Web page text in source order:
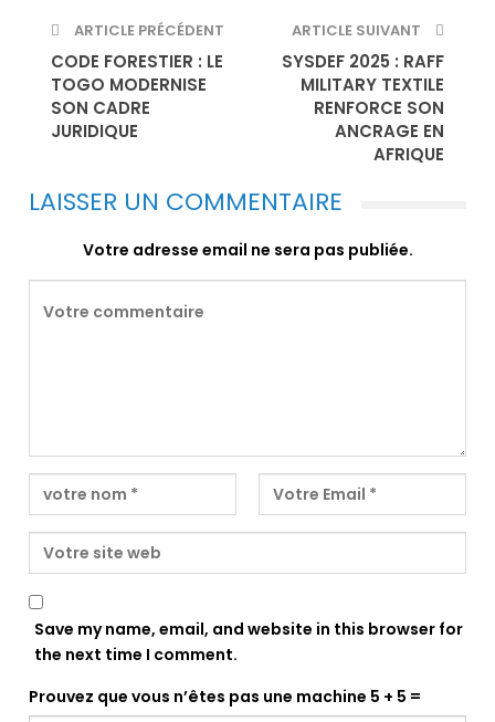
ARTICLE PRÉCÉDENT
CODE FORESTIER : LE
TOGO MODERNISE
SON CADRE
JURIDIQUE
ARTICLE SUIVANT
SYSDEF 2025 : RAFF
MILITARY TEXTILE
RENFORCE SON
ANCRAGE EN
AFRIQUE
LAISSER UN COMMENTAIRE
Votre adresse email ne sera pas publiée.
Save my name, email, and website in this browser for
the next time I comment.
Prouvez que vous n’êtes pas une machine 5 + 5 =